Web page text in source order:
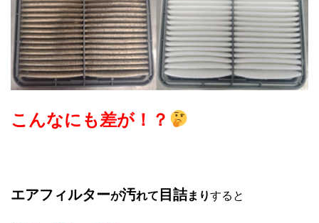
こんなにも差が！？
エアフィルターが汚れて 目詰まりすると